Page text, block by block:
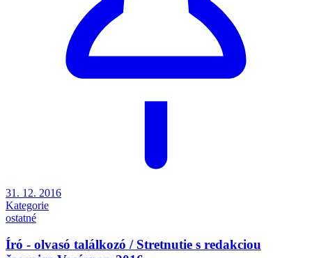
31. 12. 2016
Kategorie
ostatné
Író - olvasó találkozó / Stretnutie s redakciou